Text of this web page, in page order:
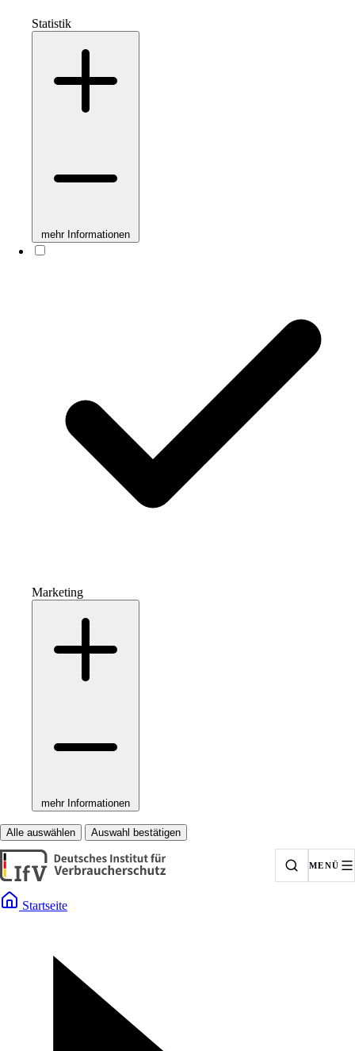
Statistik
mehr Informationen
Marketing
mehr Informationen
Alle auswählen Auswahl bestätigen
MENÜ
Startseite